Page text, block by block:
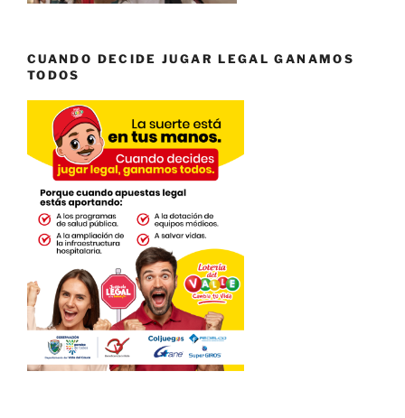
CUANDO DECIDE JUGAR LEGAL GANAMOS
TODOS